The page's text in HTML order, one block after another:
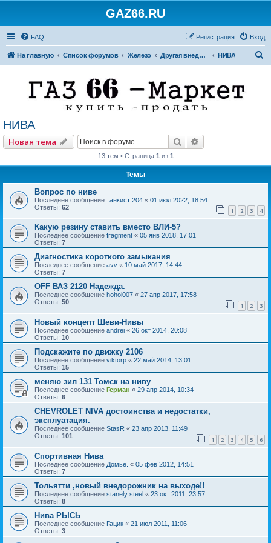
GAZ66.RU
FAQ Вход
Регистрация
На главную Список форумов Железо Другая внедорожная техника НИВА
НИВА
Новая тема Поиск
13 тем • Страница 1 из 1
Темы
Вопрос по ниве
Последнее сообщение танкист 204 « 01 июл 2022, 18:54
Ответы: 62 1 2 3 4
Какую резину ставить вместо ВЛИ-5?
Последнее сообщение fragment « 05 янв 2018, 17:01
Ответы: 7
Диагностика короткого замыкания
Последнее сообщение avv « 10 май 2017, 14:44
Ответы: 7
OFF ВАЗ 2120 Надежда.
Последнее сообщение hohol007 « 27 апр 2017, 17:58
Ответы: 50 1 2 3
Новый концепт Шеви-Нивы
Последнее сообщение andrei « 26 окт 2014, 20:08
Ответы: 10
Подскажите по движку 2106
Последнее сообщение viktorp « 22 май 2014, 13:01
Ответы: 15
меняю зил 131 Томск на ниву
Последнее сообщение Герман « 29 апр 2014, 10:34
Ответы: 6
CHEVROLET NIVA достоинства и недостатки,
эксплуатация.
Последнее сообщение StasR « 23 апр 2013, 11:49
Ответы: 101 1 2 3 4 5 6
Спортивная Нива
Последнее сообщение Домье. « 05 фев 2012, 14:51
Ответы: 7
Тольятти ,новый внедорожник на выходе!!
Последнее сообщение stanely steel « 23 окт 2011, 23:57
Ответы: 8
Нива РЫСЬ
Последнее сообщение Гацик « 21 июл 2011, 11:06
Ответы: 3